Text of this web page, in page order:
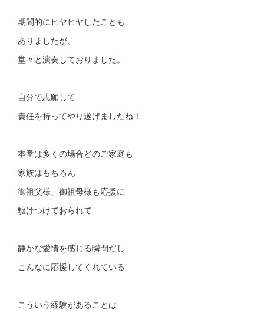
期間的にヒヤヒヤしたことも
ありましたが、
堂々と演奏しておりました。
自分で志願して
責任を持ってやり遂げましたね！
本番は多くの場合どのご家庭も
家族はもちろん
御祖父様、御祖母様も応援に
駆けつけておられて
静かな愛情を感じる瞬間だし
こんなに応援してくれている
こういう経験があることは